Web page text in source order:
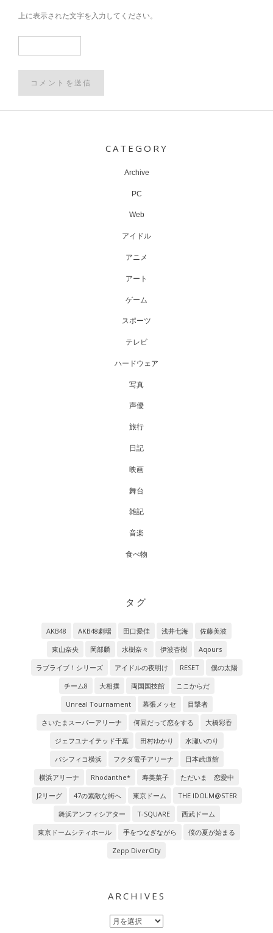
上に表示された文字を入力してください。
CATEGORY
Archive
PC
Web
アイドル
アニメ
アート
ゲーム
スポーツ
テレビ
ハードウェア
写真
声優
旅行
日記
映画
舞台
雑記
音楽
食べ物
タグ
AKB48 AKB48劇場 田口愛佳 浅井七海
佐藤美波
東山奈央
岡部麟 水樹奈々 伊波杏樹
Aqours
ラブライブ！シリーズ
アイドルの夜明け RESET
僕の太陽
チーム8
大相撲 両国国技館
ここからだ
Unreal Tournament
幕張メッセ
目撃者
さいたまスーパーアリーナ
何回だって恋をする
大橋彩香
ジェフユナイテッド千葉
田村ゆかり
水瀬いのり
パシフィコ横浜
フクダ電子アリーナ
日本武道館
横浜アリーナ
Rhodanthe* 寿美菜子
ただいま 恋愛中
J2リーグ
47の素敵な街へ 東京ドーム
THE IDOLM@STER
舞浜アンフィシアター
T-SQUARE
西武ドーム
東京ドームシティホール
手をつなぎながら
僕の夏が始まる
Zepp DiverCity
ARCHIVES
Archives